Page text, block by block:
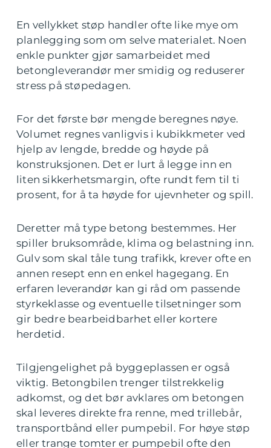
En vellykket støp handler ofte like mye om
planlegging som om selve materialet. Noen
enkle punkter gjør samarbeidet med
betongleverandør mer smidig og reduserer
stress på støpedagen.
For det første bør mengde beregnes nøye.
Volumet regnes vanligvis i kubikkmeter ved
hjelp av lengde, bredde og høyde på
konstruksjonen. Det er lurt å legge inn en
liten sikkerhetsmargin, ofte rundt fem til ti
prosent, for å ta høyde for ujevnheter og spill.
Deretter må type betong bestemmes. Her
spiller bruksområde, klima og belastning inn.
Gulv som skal tåle tung trafikk, krever ofte en
annen resept enn en enkel hagegang. En
erfaren leverandør kan gi råd om passende
styrkeklasse og eventuelle tilsetninger som
gir bedre bearbeidbarhet eller kortere
herdetid.
Tilgjengelighet på byggeplassen er også
viktig. Betongbilen trenger tilstrekkelig
adkomst, og det bør avklares om betongen
skal leveres direkte fra renne, med trillebår,
transportbånd eller pumpebil. For høye støp
eller trange tomter er pumpebil ofte den